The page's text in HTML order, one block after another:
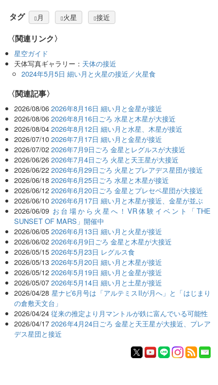
タグ 月 火星 接近
〈関連リンク〉
星空ガイド
天体写真ギャラリー： 天体の接近
2024年5月5日 細い月と火星の接近／火星食
関連記事
2026/08/06 2026年8月16日 細い月と金星が接近
2026/08/06 2026年8月16日ごろ 水星と木星が大接近
2026/08/04 2026年8月12日 細い月と水星、木星が接近
2026/07/10 2026年7月17日 細い月と金星が接近
2026/07/02 2026年7月9日ごろ 金星とレグルスが大接近
2026/06/26 2026年7月4日ごろ 火星と天王星が大接近
2026/06/22 2026年6月29日ごろ 火星とプレアデス星団が接近
2026/06/18 2026年6月25日ごろ 水星と木星が接近
2026/06/12 2026年6月20日ごろ 金星とプレセペ星団が大接近
2026/06/10 2026年6月17日 細い月と木星が接近、金星が並ぶ
2026/06/09 お台場から火星へ！VR体験イベント「THE
SUNSET OF MARS」開催中
2026/06/05 2026年6月13日 細い月と火星が接近
2026/06/02 2026年6月9日ごろ 金星と木星が大接近
2026/05/15 2026年5月23日 レグルス食
2026/05/13 2026年5月20日 細い月と木星が接近
2026/05/12 2026年5月19日 細い月と金星が接近
2026/05/07 2026年5月14日 細い月と土星が接近
2026/04/28 星ナビ6月号は「アルテミスIIが月へ」と「はじまり
の倉敷天文台」
2026/04/24 従来の推定より月マントルが鉄に富んでいる可能性
2026/04/17 2026年4月24日ごろ 金星と天王星が大接近、プレア
デス星団と接近